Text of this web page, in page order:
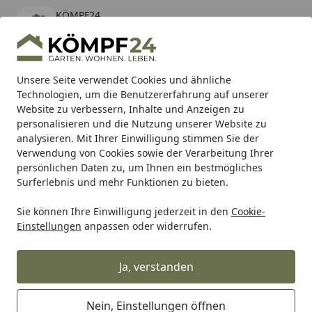
Unsere Seite verwendet Cookies und ähnliche
Technologien, um die Benutzererfahrung auf unserer
Website zu verbessern, Inhalte und Anzeigen zu
personalisieren und die Nutzung unserer Website zu
analysieren. Mit Ihrer Einwilligung stimmen Sie der
Verwendung von Cookies sowie der Verarbeitung Ihrer
persönlichen Daten zu, um Ihnen ein bestmögliches
Surferlebnis und mehr Funktionen zu bieten.
Sie können Ihre Einwilligung jederzeit in den Cookie-
Einstellungen anpassen oder widerrufen.
Ja, verstanden
Nein, Einstellungen öffnen
KÖMPF24
kostenlos - Im App Store
Hotline
Alle Produkte
Mein Konto
Suchen
Karibu Pools inkl. gratis Sandfilteranlage & Pool-
Starterset (Gesamtwert bis 468,99€)
Startseite
Auto & Zweirad Motorradzubehör & Werkzeuge
Supersprox Ritzel 520 13Z